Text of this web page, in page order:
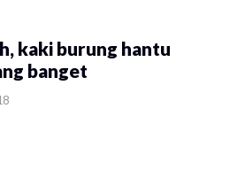
kaki burung hantu
banget